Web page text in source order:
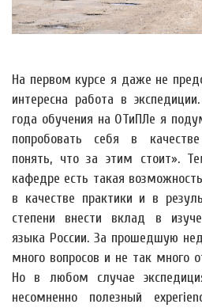
На первом курсе я даже не
интересна работа в
года обучения на ОТиПЛе я
попробовать себя в
понять, что за этим стоит».
кафедре есть такая
в качестве практики и в
степени внести вклад в
языка России. За прошедшую
много вопросов и не так много
Но в любом случае
несомненно полезный